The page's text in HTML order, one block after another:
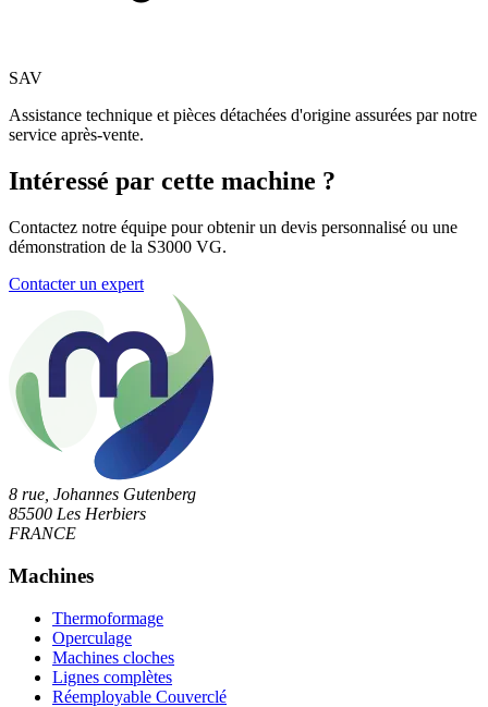
SAV
Assistance technique et pièces détachées d'origine assurées par notre
service après-vente.
Intéressé par cette machine ?
Contactez notre équipe pour obtenir un devis personnalisé ou une
démonstration de la S3000 VG.
Contacter un expert
8 rue, Johannes Gutenberg
85500 Les Herbiers
FRANCE
Machines
Thermoformage
Operculage
Machines cloches
Lignes complètes
Réemployable Couverclé